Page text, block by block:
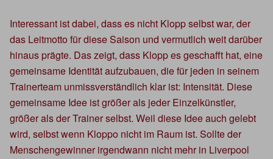
Interessant ist dabei, dass es nicht Klopp selbst war, der
das Leitmotto für diese Saison und vermutlich weit darüber
hinaus prägte. Das zeigt, dass Klopp es geschafft hat, eine
gemeinsame Identität aufzubauen, die für jeden in seinem
Trainerteam unmissverständlich klar ist: Intensität. Diese
gemeinsame Idee ist größer als jeder Einzelkünstler,
größer als der Trainer selbst. Weil diese Idee auch gelebt
wird, selbst wenn Kloppo nicht im Raum ist. Sollte der
Menschengewinner irgendwann nicht mehr in Liverpool